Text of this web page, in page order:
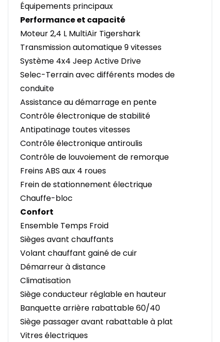
Équipements principaux
Performance et capacité
Moteur 2,4 L MultiAir Tigershark
Transmission automatique 9 vitesses
Système 4x4 Jeep Active Drive
Selec-Terrain avec différents modes de
conduite
Assistance au démarrage en pente
Contrôle électronique de stabilité
Antipatinage toutes vitesses
Contrôle électronique antiroulis
Contrôle de louvoiement de remorque
Freins ABS aux 4 roues
Frein de stationnement électrique
Chauffe-bloc
Confort
Ensemble Temps Froid
Sièges avant chauffants
Volant chauffant gainé de cuir
Démarreur à distance
Climatisation
Siège conducteur réglable en hauteur
Banquette arrière rabattable 60/40
Siège passager avant rabattable à plat
Vitres électriques